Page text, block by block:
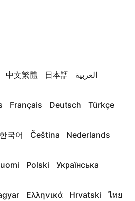
中文繁體 日本語 العربية
Français Deutsch Türkçe
한국어 Čeština Nederlands
Polski Українська
Ελληνικά Hrvatski ไทย